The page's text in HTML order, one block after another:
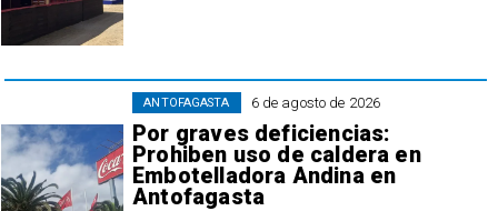
6 de agosto de 2026
Por graves deficiencias:
Prohiben uso de caldera en
Embotelladora Andina en
Antofagasta
ANTOFAGASTA